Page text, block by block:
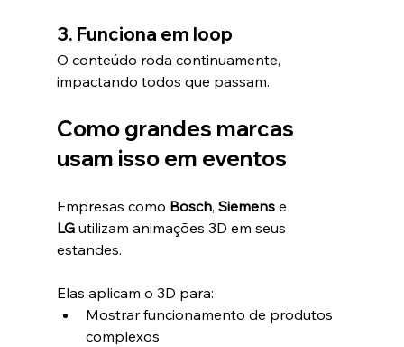
3. Funciona em loop
O conteúdo roda continuamente,
impactando todos que passam.
Como grandes marcas
usam isso em eventos
Empresas como Bosch, Siemens e
LG utilizam animações 3D em seus
estandes.
Elas aplicam o 3D para:
Mostrar funcionamento de produtos
complexos